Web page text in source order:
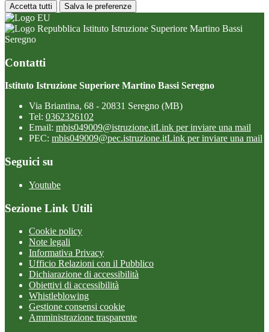
Accetta tutti Salva le preferenze
Istituto Istruzione Superiore Martino Bassi
Seregno
Contatti
Istituto Istruzione Superiore Martino Bassi Seregno
Via Briantina, 68 - 20831 Seregno (MB)
Tel: 0362326102
Email: mbis049009@istruzione.itLink per inviare una mail
PEC: mbis049009@pec.istruzione.itLink per inviare una mail
Seguici su
Youtube
Sezione Link Utili
Cookie policy
Note legali
Informativa Privacy
Ufficio Relazioni con il Pubblico
Dichiarazione di accessibilità
Obiettivi di accessibilità
Whistleblowing
Gestione consensi cookie
Amministrazione trasparente